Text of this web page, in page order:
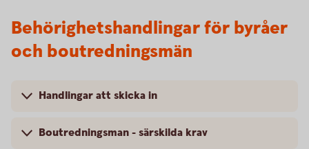
Behörighetshandlingar för byråer
och boutredningsmän
Handlingar att skicka in
Boutredningsman - särskilda krav